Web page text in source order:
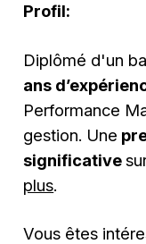
Profil:
Diplômé d'un
ans
Performance
gestion. Une
significative
plus.
Vous êtes